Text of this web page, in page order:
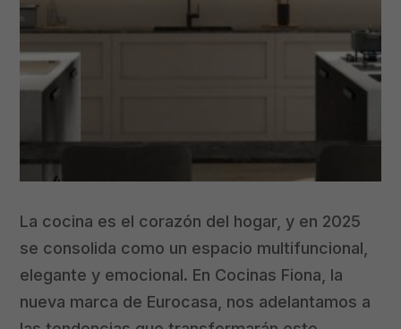
La cocina es el corazón del hogar, y en 2025
se consolida como un espacio multifuncional,
elegante y emocional. En Cocinas Fiona, la
nueva marca de Eurocasa, nos adelantamos a